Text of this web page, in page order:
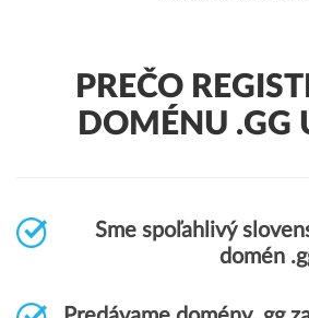
PREČO
DOMÉNU .GG
Sme spoľahlivý
domén